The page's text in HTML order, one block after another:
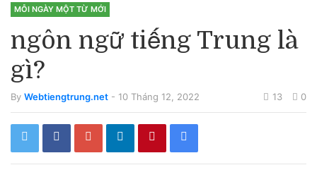
MỖI NGÀY MỘT TỪ MỚI
ngôn ngữ tiếng Trung là
gì?
By Webtiengtrung.net - 10 Tháng 12, 2022 13 0